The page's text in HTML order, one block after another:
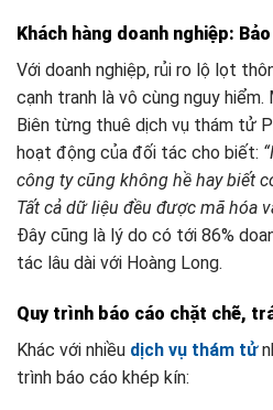
Khách hàng doanh nghiệp:
Với doanh nghiệp, rủi ro lộ lọt
cạnh tranh là vô cùng nguy
Biên từng thuê dịch vụ thám tử
hoạt động của đối tác cho biết:
công ty cũng không hề hay biết
Tất cả dữ liệu đều được mã hóa
Đây cũng là lý do có tới 86%
tác lâu dài với Hoàng Long.
Quy trình báo cáo chặt chẽ,
Khác với nhiều dịch vụ thám tử
trình báo cáo khép kín: